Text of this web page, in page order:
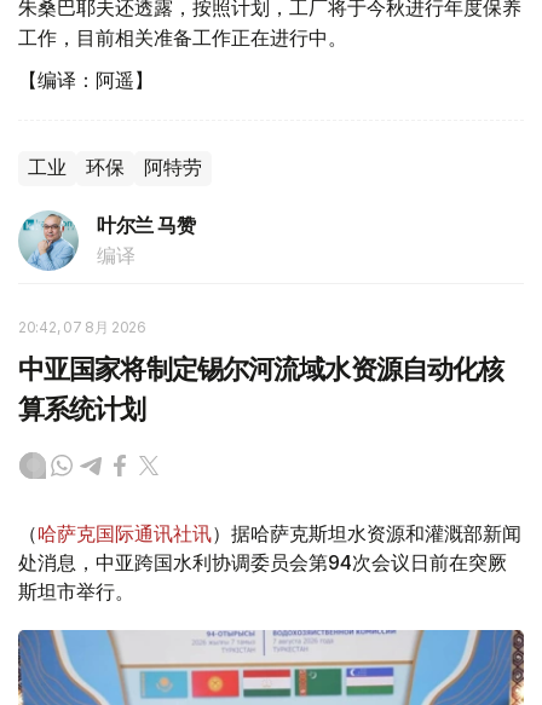
朱桑巴耶夫还透露，按照计划，工厂将于今秋进行年度保养
工作，目前相关准备工作正在进行中。
【编译：阿遥】
工业 环保 阿特劳
叶尔兰 马赞
编译
20:42, 07 8月 2026
中亚国家将制定锡尔河流域水资源自动化核
算系统计划
（哈萨克国际通讯社讯）据哈萨克斯坦水资源和灌溉部新闻
处消息，中亚跨国水利协调委员会第94次会议日前在突厥
斯坦市举行。